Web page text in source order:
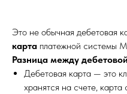
Это не обычная дебетовая
карта платежной системы
Разница между
Дебетовая карта — это
хранятся на счете,